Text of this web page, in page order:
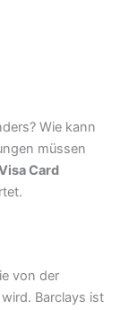
Wie kann
müssen
Card
von der
Barclays ist